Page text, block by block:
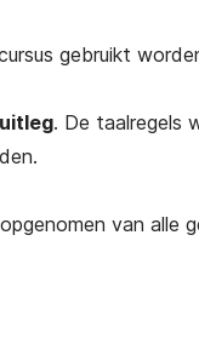
gebruikt
. De taalregels
opgenomen van alle